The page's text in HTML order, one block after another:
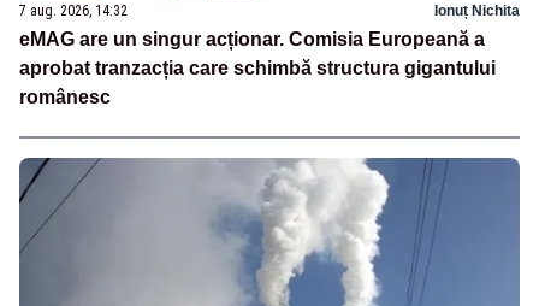
7 aug. 2026, 14:32 Ionuț Nichita
eMAG are un singur acționar. Comisia Europeană a
aprobat tranzacția care schimbă structura gigantului
românesc